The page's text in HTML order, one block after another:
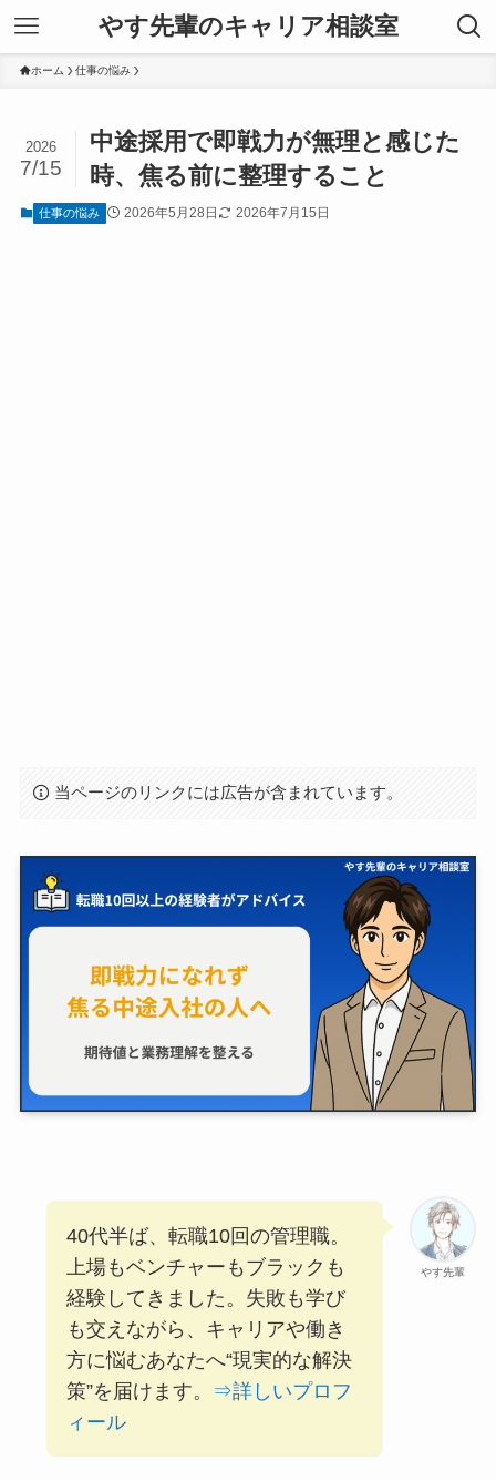
やす先輩のキャリア相談室
ホーム 仕事の悩み
中途採用で即戦力が無理と感じた
時、焦る前に整理すること
2026
7/15
仕事の悩み 2026年5月28日 2026年7月15日
当ページのリンクには広告が含まれています。
やす先輩
40代半ば、転職10回の管理職。
上場もベンチャーもブラックも
経験してきました。失敗も学び
も交えながら、キャリアや働き
方に悩むあなたへ“現実的な解決
策”を届けます。
⇒詳しいプロフ
ィール